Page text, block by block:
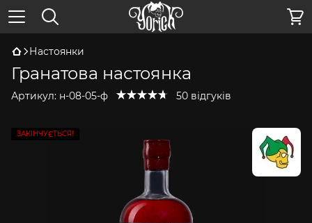
Настоянки
Гранатова настоянка
Артикул: н-08-05-ф 50 відгуків
ЗАКІНЧУЄТЬСЯ!